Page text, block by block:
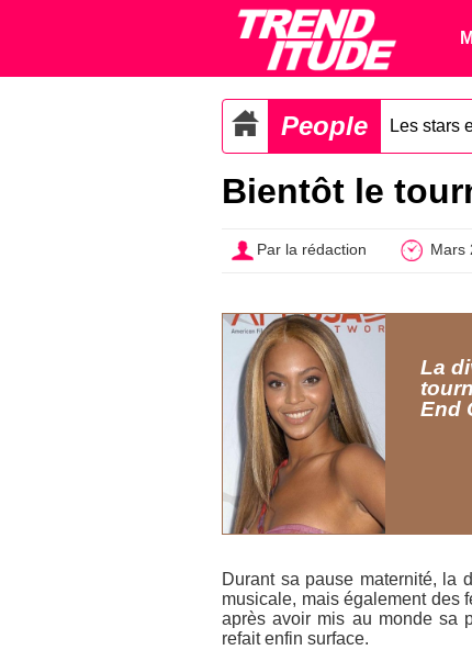
People Les stars
Bientôt le
Par la rédaction Mars
La
End
Durant sa pause maternité, la
musicale, mais également des
après avoir mis au monde sa
refait enfin surface.